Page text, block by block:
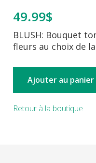
49.99$
BLUSH: Bouquet
fleurs au choix de
Ajouter au panier
Retour à la boutique